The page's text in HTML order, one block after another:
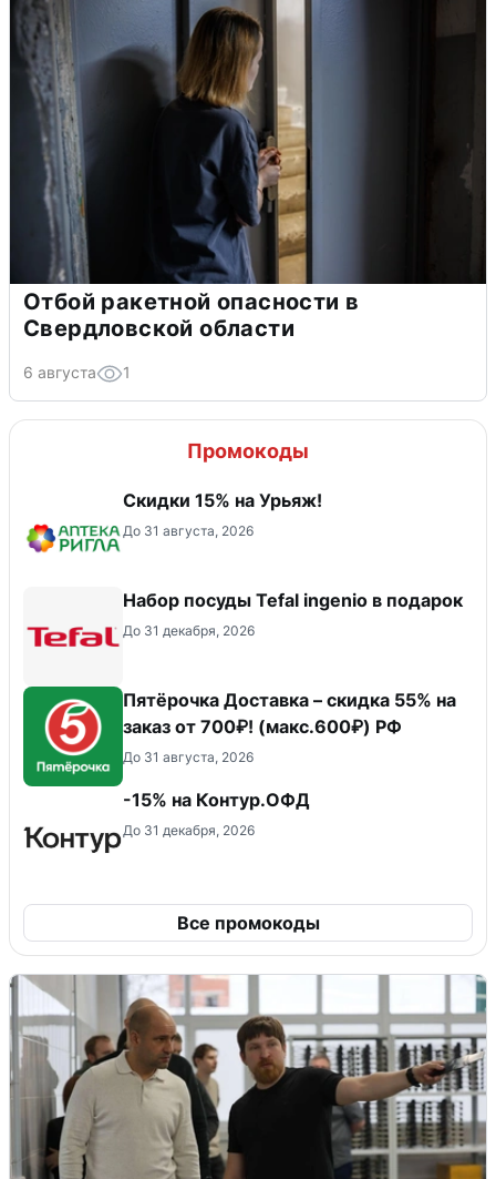
Отбой ракетной опасности в
Свердловской области
6 августа 1
Промокоды
Скидки 15% на Урьяж!
До 31 августа, 2026
Набор посуды Tefal ingenio в подарок
До 31 декабря, 2026
Пятёрочка Доставка – скидка 55% на
заказ от 700₽! (макс.600₽) РФ
До 31 августа, 2026
-15% на Контур.ОФД
До 31 декабря, 2026
Все промокоды